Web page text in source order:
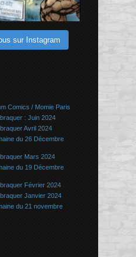
sur Instagram
Comics / Momie Paris
: Juin 2024
Avril 2024
du 26 Décembre
Mars 2024
du 19 Décembre
Février 2024
Janvier 2024
du 21 novembre